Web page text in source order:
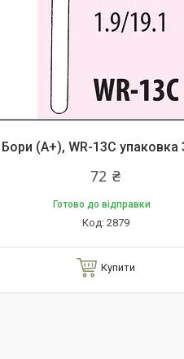
Бори (A+), WR-13C упаковка
72 ₴
Готово до відправки
2879
Купити